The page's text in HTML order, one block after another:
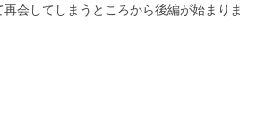
会してしまうところから後編が始まりま